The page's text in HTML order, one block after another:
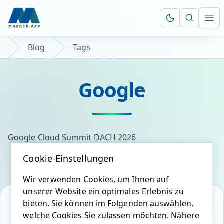
Suche
Blog Tags
Google
Google Cloud Summit DACH 2026
Cookie-Einstellungen
Wir verwenden Cookies, um Ihnen auf
unserer Website ein optimales Erlebnis zu
bieten. Sie können im Folgenden auswählen,
welche Cookies Sie zulassen möchten. Nähere